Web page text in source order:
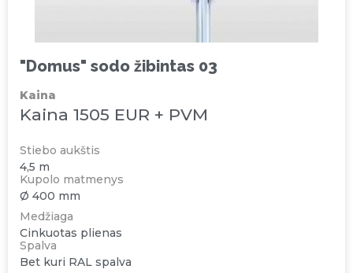
"Domus" sodo žibintas 03
Kaina
Kaina 1505 EUR + PVM
Stiebo aukštis
4,5 m
Kupolo matmenys
Ø 400 mm
Medžiaga
Cinkuotas plienas
Spalva
Bet kuri RAL spalva